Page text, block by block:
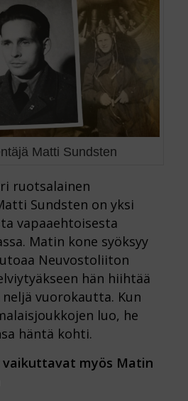
Matti Sundsten
ruotsalainen
Sundsten on yksi
vapaaehtoisesta
Matin kone syöksyy
Neuvostoliiton
hän hiihtää
vuorokautta. Kun
luo, he
häntä kohti.
vaikuttavat myös Matin